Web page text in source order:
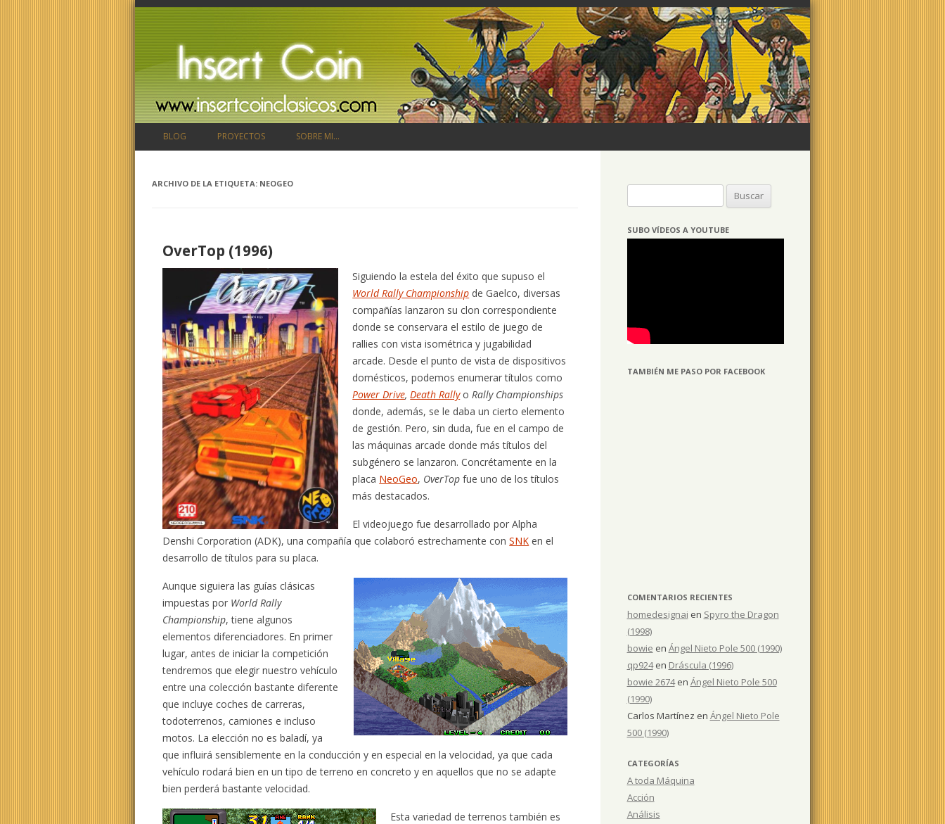
BLOG PROYECTOS SOBRE MI…
ARCHIVO DE LA ETIQUETA: NEOGEO
OverTop (1996)
Siguiendo la estela del éxito que supuso el
World Rally Championship de Gaelco, diversas
compañías lanzaron su clon correspondiente
donde se conservara el estilo de juego de
rallies con vista isométrica y jugabilidad
arcade. Desde el punto de vista de dispositivos
domésticos, podemos enumerar títulos como
Power Drive, Death Rally o Rally Championships
donde, además, se le daba un cierto elemento
de gestión. Pero, sin duda, fue en el campo de
las máquinas arcade donde más títulos del
subgénero se lanzaron. Concrétamente en la
placa NeoGeo, OverTop fue uno de los títulos
más destacados.
El videojuego fue desarrollado por Alpha
Denshi Corporation (ADK), una compañía que colaboró estrechamente conSNK en el
desarrollo de títulos para su placa.
Aunque siguiera las guías clásicas
impuestas por World Rally
Championship, tiene algunos
elementos diferenciadores. En primer
lugar, antes de iniciar la competición
tendremos que elegir nuestro vehículo
entre una colección bastante diferente
que incluye coches de carreras,
todoterrenos, camiones e incluso
motos. La elección no es baladí, ya
que influirá sensiblemente en la conducción y en especial en la velocidad, ya que cada
vehículo rodará bien en un tipo de terreno en concreto y en aquellos que no se adapte
bien perderá bastante velocidad.
Esta variedad de terrenos también es
SUBO VÍDEOS A YOUTUBE
TAMBIÉN ME PASO POR FACEBOOK
COMENTARIOS RECIENTES
homedesignai en Spyro the Dragon
(1998)
bowie en Ángel Nieto Pole 500 (1990)
qp924en Dráscula (1996)
bowie 2674en Ángel Nieto Pole 500
(1990)
Carlos Martínez en Ángel Nieto Pole
500 (1990)
CATEGORÍAS
A toda Máquina
Acción
Análisis